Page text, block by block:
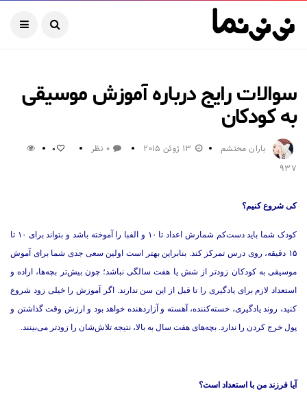
سوالات رایج درباره آموزش موسیقی
به کودکان
باران محتشم 13 ژوئن 2015 0 نظر 0
937
کی شروع کنیم؟
کودک شما باید دست‌کم شمارش اعداد تا ۱۰ و الفبا را آموخته باشد و بتواند برای ۱۰ تا
۱۵ دقیقه، روی درس تمرکز کند. بنابراین بهتر است اولین سعی جدی شما برای آموش
موسیقی به کودکان زودتر از شش یا هفت سالگی نباشد؛ چون بیش‌تر بچه‌ها، اراده و
استعداد لازم برای یادگیری را تا قبل از این سن ندارند. اگر آموزش را خیلی زود شروع
کنید، روند یادگیری، خسته‌کننده، آهسته و آزاردهنده خواهد بود و ارزش وقت گذاشتن و
پول خرج کردن را ندارد. بچه‌های هفت سال به بالا، نتیجه تلاش‌شان را زودتر می‌بینند.
آیا فرزند من با استعداد است؟